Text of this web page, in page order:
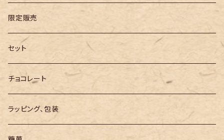
限定販売
セット
チョコレート
ラッピング、包装